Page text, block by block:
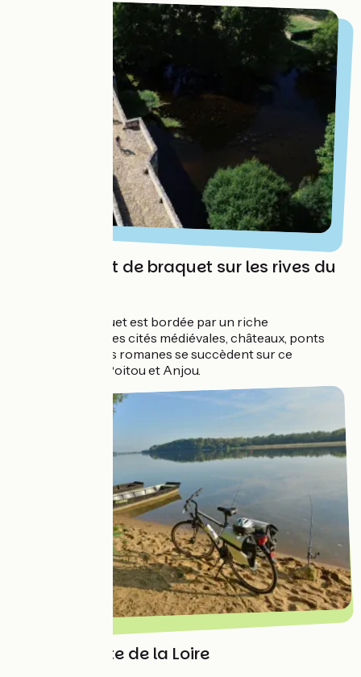
Changement de braquet sur les rives du
La vallée du Thouet est bordée par un riche
patrimoine. Petites cités médiévales, châteaux, ponts
romans et églises romanes se succèdent sur ce
parcours entre Poitou et Anjou.
À la poursuite de la Loire